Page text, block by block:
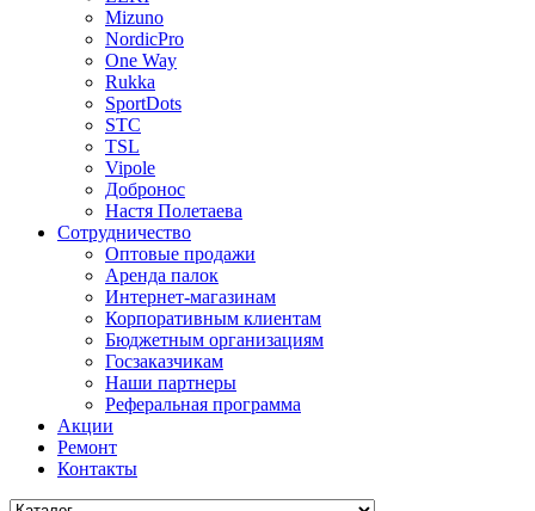
Mizuno
NordicPro
One Way
Rukka
SportDots
STC
TSL
Vipole
Добронос
Настя Полетаева
Сотрудничество
Оптовые продажи
Аренда палок
Интернет-магазинам
Корпоративным клиентам
Бюджетным организациям
Госзаказчикам
Наши партнеры
Реферальная программа
Акции
Ремонт
Контакты